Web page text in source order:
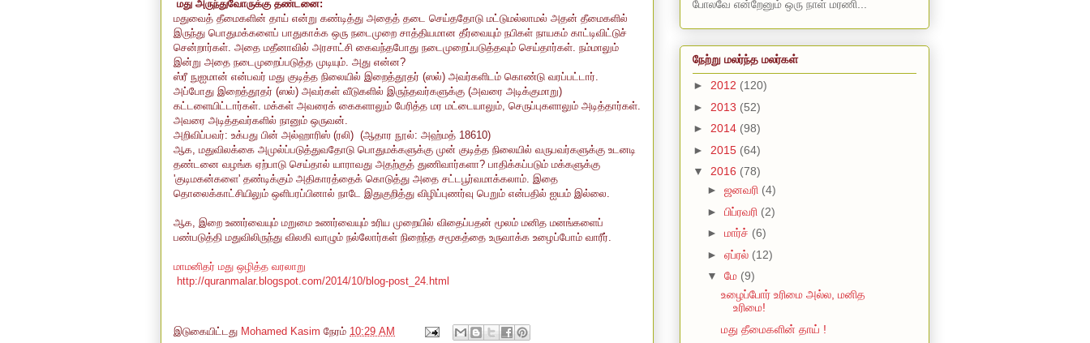
மது அருந்துவோருக்கு தண்டனை:
மதுவைத் தீமைகளின் தாய் என்று கண்டித்து அதைத் தடை செய்ததோடு மட்டுமல்லாமல் அதன் தீமைகளில்
இருந்து பொதுமக்களைப் பாதுகாக்க ஒரு நடைமுறை சாத்தியமான தீர்வையும் நபிகள் நாயகம் காட்டிவிட்டுச்
சென்றார்கள். அதை மதீனாவில் அரசாட்சி கைவந்தபோது நடைமுறைப்படுத்தவும் செய்தார்கள். நம்மாலும்
இன்று அதை நடைமுறைப்படுத்த முடியும். அது என்ன?
ஸ்ரீ நுஐமான் என்பவர் மது குடித்த நிலையில் இறைத்தூதர் (ஸல்) அவர்களிடம் கொண்டு வரப்பட்டார்.
அப்போது இறைத்தூதர் (ஸல்) அவர்கள் வீடுகளில் இருந்தவர்களுக்கு (அவரை அடிக்குமாறு)
கட்டளையிட்டார்கள். மக்கள் அவரைக் கைகளாலும் பேரித்த மர மட்டையாலும், செருப்புகளாலும் அடித்தார்கள்.
அவரை அடித்தவர்களில் நானும் ஒருவன்.
அறிவிப்பவர்: உக்பது பின் அல்ஹாரிஸ் (ரலி) (ஆதார நூல்: அஹ்மத் 18610)
ஆக, மதுவிலக்கை அமுல்ப்படுத்துவதோடு பொதுமக்களுக்கு முன் குடித்த நிலையில் வருபவர்களுக்கு உடனடி
தண்டனை வழங்க ஏற்பாடு செய்தால் யாராவது அதற்குத் துணிவார்களா? பாதிக்கப்படும் மக்களுக்கு
'குடிமகன்களை' தண்டிக்கும் அதிகாரத்தைக் கொடுத்து அதை சட்டபூர்வமாக்கலாம். இதை
தொலைக்காட்சியிலும் ஒளிபரப்பினால் நாடே இதுகுறித்து விழிப்புணர்வு பெறும் என்பதில் ஐயம் இல்லை.
ஆக, இறை உணர்வையும் மறுமை உணர்வையும் உரிய முறையில் விதைப்பதன் மூலம் மனித மனங்களைப்
பண்படுத்தி மதுவிலிருந்து விலகி வாழும் நல்லோர்கள் நிறைந்த சமூகத்தை உருவாக்க உழைப்போம் வாரீர்.
மாமனிதர் மது ஒழித்த வரலாறு
http://quranmalar.blogspot.com/2014/10/blog-post_24.html
இடுகையிட்டது Mohamed Kasim நேரம் 10:29 AM
போலவே என்றேனும் ஒரு நாள் மரணி...
நேற்று மலர்ந்த மலர்கள்
► 2012 (120)
► 2013 (52)
► 2014 (98)
► 2015 (64)
▼ 2016 (78)
► ஜனவரி (4)
► பிப்ரவரி (2)
► மார்ச் (6)
► ஏப்ரல் (12)
▼ மே (9)
உழைப்போர் உரிமை அல்ல, மனித
உரிமை!
மது தீமைகளின் தாய் !